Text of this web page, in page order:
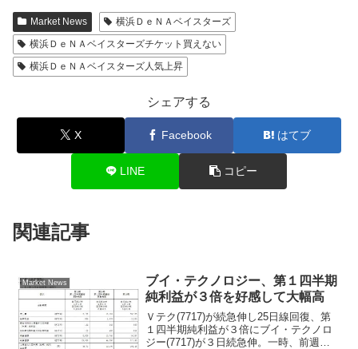
Market News
横浜ＤｅＮＡベイスターズ
横浜ＤｅＮＡベイスターズチケット買えない
横浜ＤｅＮＡベイスターズ人気上昇
シェアする
X Facebook はてブ
LINE コピー
関連記事
Market News
ブイ・テクノロジー、第１四半期
純利益が３倍を好感して大幅高
Ｖテク(7717)が続急伸し25日線回復、第
１四半期純利益が３倍にブイ・テクノロ
ジー(7717)が３日続急伸。一時、前週末